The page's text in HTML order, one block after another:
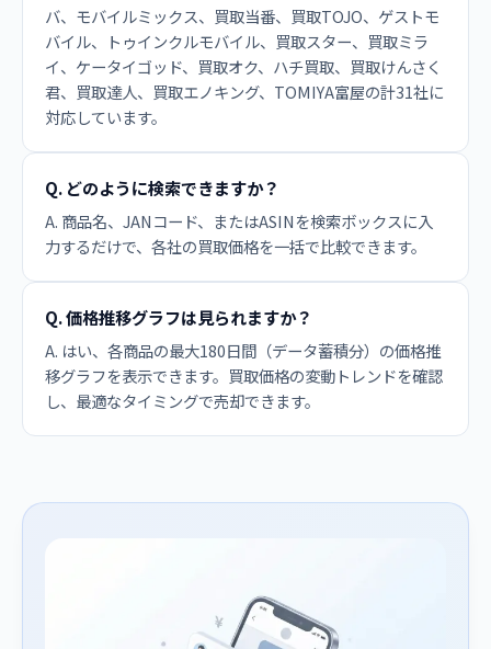
バ、モバイルミックス、買取当番、買取TOJO、ゲストモ
バイル、トゥインクルモバイル、買取スター、買取ミラ
イ、ケータイゴッド、買取オク、ハチ買取、買取けんさく
君、買取達人、買取エノキング、TOMIYA富屋の計31社に
対応しています。
Q. どのように検索できますか？
A. 商品名、JANコード、またはASINを検索ボックスに入
力するだけで、各社の買取価格を一括で比較できます。
Q. 価格推移グラフは見られますか？
A. はい、各商品の最大180日間（データ蓄積分）の価格推
移グラフを表示できます。買取価格の変動トレンドを確認
し、最適なタイミングで売却できます。